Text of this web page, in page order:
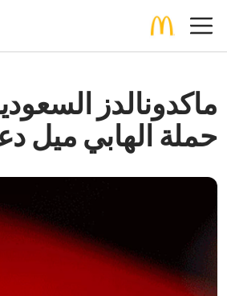
ماكدونالدز
حملة الهابي ميل